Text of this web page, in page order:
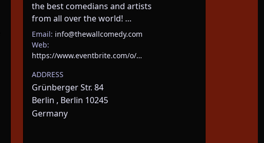
the best comedians and artists
from all over the world! …
Email: info@thewallcomedy.com
Web:
https://www.eventbrite.com/o/…
ADDRESS
Grünberger Str. 84
Berlin , Berlin 10245
Germany